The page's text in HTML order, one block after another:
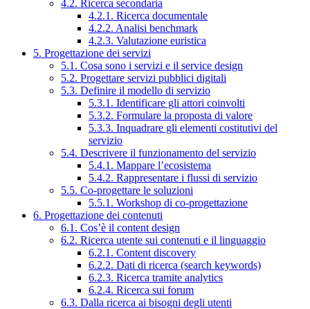
4.2. Ricerca secondaria
4.2.1. Ricerca documentale
4.2.2. Analisi benchmark
4.2.3. Valutazione euristica
5. Progettazione dei servizi
5.1. Cosa sono i servizi e il service design
5.2. Progettare servizi pubblici digitali
5.3. Definire il modello di servizio
5.3.1. Identificare gli attori coinvolti
5.3.2. Formulare la proposta di valore
5.3.3. Inquadrare gli elementi costitutivi del
servizio
5.4. Descrivere il funzionamento del servizio
5.4.1. Mappare l’ecosistema
5.4.2. Rappresentare i flussi di servizio
5.5. Co-progettare le soluzioni
5.5.1. Workshop di co-progettazione
6. Progettazione dei contenuti
6.1. Cos’è il content design
6.2. Ricerca utente sui contenuti e il linguaggio
6.2.1. Content discovery
6.2.2. Dati di ricerca (search keywords)
6.2.3. Ricerca tramite analytics
6.2.4. Ricerca sui forum
6.3. Dalla ricerca ai bisogni degli utenti